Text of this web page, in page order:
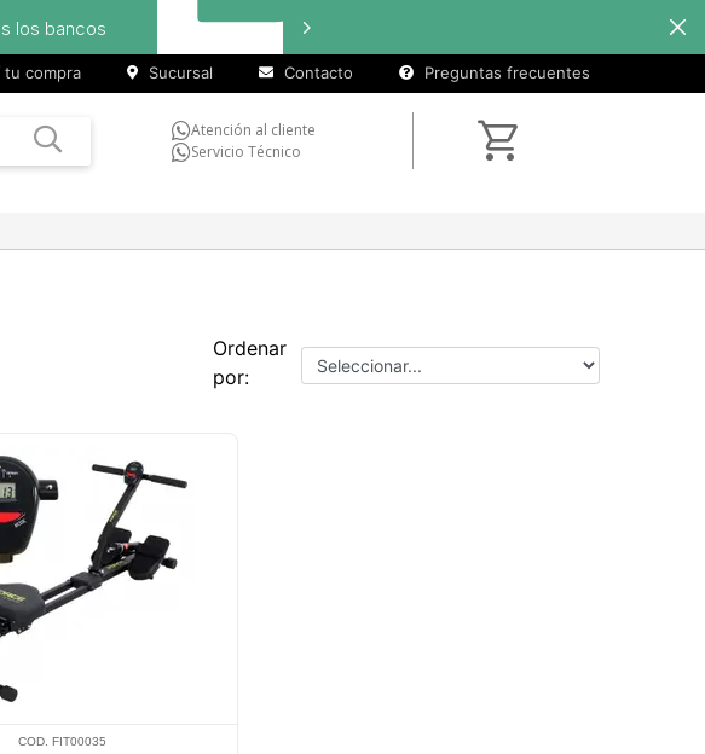
los bancos
tu compra Sucursal Contacto Preguntas frecuentes
Atención al cliente
Servicio Técnico
Ordenar
por:
COD. FIT00035